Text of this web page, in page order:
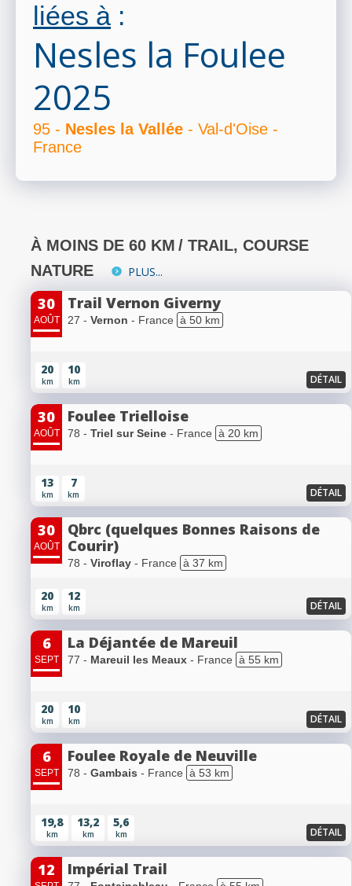
liées à :
Nesles la Foulee
2025
95 - Nesles la Vallée - Val-d'Oise -
France
À MOINS DE 60 KM / TRAIL, COURSE
NATURE
PLUS...
30
AOÛT
Trail Vernon Giverny
27 - Vernon - France à 50 km
20
km
10
km DÉTAIL
30
AOÛT
Foulee Trielloise
78 - Triel sur Seine - France à 20 km
13
km
7
km DÉTAIL
30
AOÛT
Qbrc (quelques Bonnes Raisons de
Courir)
78 - Viroflay - France à 37 km
20
km
12
km DÉTAIL
6
SEPT
La Déjantée de Mareuil
77 - Mareuil les Meaux - France à 55 km
20
km
10
km DÉTAIL
6
SEPT
Foulee Royale de Neuville
78 - Gambais - France à 53 km
19,8
km
13,2
km
5,6
km DÉTAIL
12 Impérial Trail